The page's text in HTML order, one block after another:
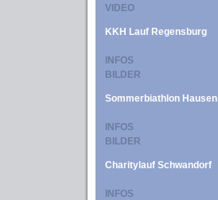
VIDEO
KKH Lauf Regensburg
INFOS
BILDER
Sommerbiathlon Hausen
INFOS
BILDER
Charitylauf Schwandorf
INFOS